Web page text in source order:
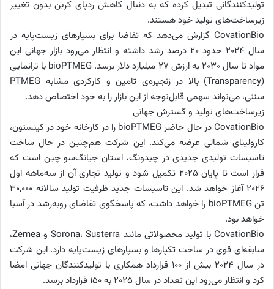
تولیدکنندگانی تبدیل کرده که به دنبال کاهش ردپای کربن بدون تغییر
زیرساخت‌های تولید خود هستند.
CovationBio گزارش می‌دهد که تقاضا برای بسپارهای زیست‌پایه در
سال ۲۰۲۴ حدود ۲۰ درصد رشد داشته و انتظار می‌رود بازار جهانی این
مواد تا سال ۲۰۳۰ به ارزش ۲۷ میلیارد دلار برسد. bioPTMEG با ترانمایی
(Transparency) بالا در زنجیره‌ی تامین و کارکردی مشابه PTMEG
سنتی، می‌تواند سهمی قابل‌توجه از این بازار را به خود اختصاص دهد.
زیرساخت‌های تولید و گسترش جهانی
CovationBio در حال حاضر bioPTMEG را در کارخانه خود در کینستون،
کارولینای شمالی عرضه می‌کند. این شرکت هم‌چنین در حال ساخت
تاسیسات تولیدی جدیدی در چیدونگ، استان جیانگ‌سو چین است که
قرار است تا پایان ۲۰۲۵ تکمیل شود و تولید تجاری آن از سه‌ماهه اول
۲۰۲۶ آغاز خواهد شد. این تاسیسات جدید ظرفیت تولید سالانه ۳۰,۰۰۰
تن bioPTMEG را خواهد داشت، که پاسخگوی تقاضای روبه‌رشد در آسیا
خواهد بود.
CovationBio با تولید محصولاتی مانند Sorona، Susterra و Zemea،
سابقه‌ای قوی در ساخت تکپارها و بسپارهای زیست‌پایه دارد. این شرکت
در سال ۲۰۲۴ بیش از ۱۰۰ قرارداد همکاری با تولیدکنندگان جهانی امضا
کرد و انتظار می‌رود این تعداد در سال ۲۰۲۵ به ۱۵۰ قرارداد برسد.